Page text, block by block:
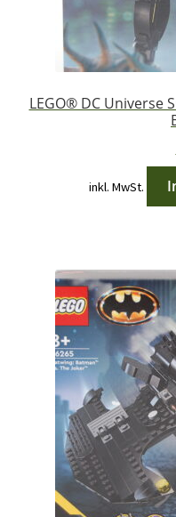
LEGO® DC Universe
inkl. MwSt.